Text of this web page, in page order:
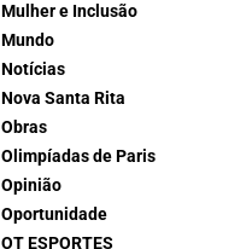
Mulher e Inclusão
Mundo
Notícias
Nova Santa Rita
Obras
Olimpíadas de Paris
Opinião
Oportunidade
OT ESPORTES